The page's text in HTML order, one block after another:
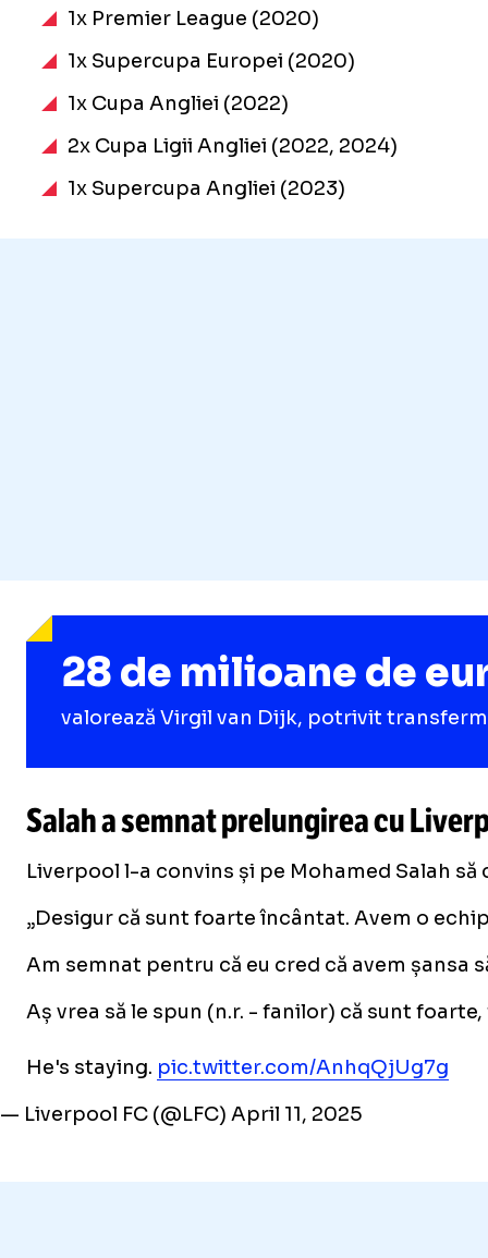
1x Premier League (2020)
1x Supercupa Europei (2020)
1x Cupa Angliei (2022)
2x Cupa Ligii Angliei (2022, 2024)
1x Supercupa Angliei (2023)
28 de milioane de
valorează Virgil van Dijk, potrivit
Salah a semnat prelungirea cu
Liverpool l-a convins și pe Mohamed Salah
„Desigur că sunt foarte încântat. Avem o
Am semnat pentru că eu cred că avem șansa
Aș vrea să le spun (n.r. - fanilor) că sunt
He's staying. pic.twitter.com/AnhqQjUg7g
— Liverpool FC (@LFC) April 11, 2025